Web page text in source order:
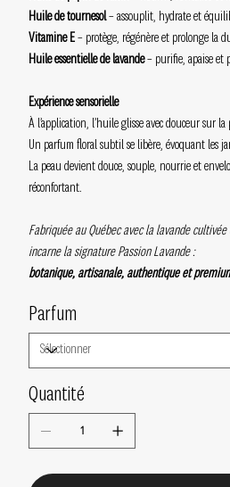
Huile de tournesol– assouplit, hydrate et
Vitamine E– protège, régénère et prolonge la
Huile essentielle de lavande– purifie, apaise et
Expérience sensorielle
À l’application, l’huile glisse avec douceur sur la
Un parfum floral subtil se libère, évoquant les
La peau devient douce, souple, nourrie et
réconfortant.
Fabriquée au Québec avec la lavande
incarne la signature Passion Lavande :
botanique, artisanale, authentique et
Parfum
Quantité